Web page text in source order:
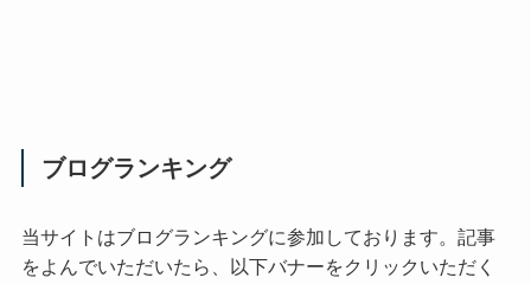
ブログランキング
当サイトはブログランキングに参加しております。記事
をよんでいただいたら、以下バナーをクリックいただく